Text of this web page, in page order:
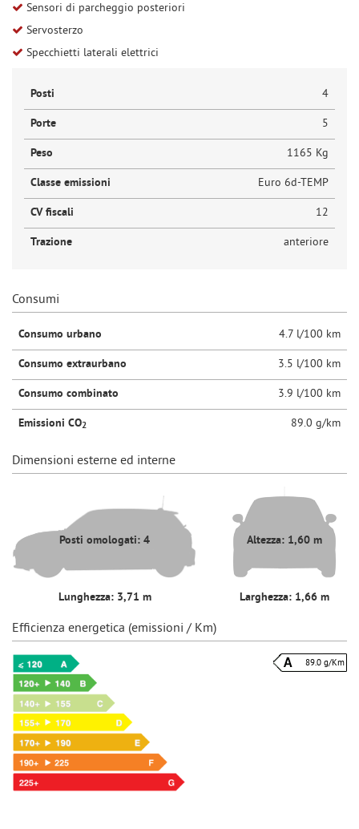
Sensori di parcheggio posteriori
Servosterzo
Specchietti laterali elettrici
Posti 4
Porte 5
Peso 1165 Kg
Classe emissioni Euro 6d-TEMP
CV fiscali 12
Trazione anteriore
Consumi
Consumo urbano 4.7 l/100 km
Consumo extraurbano 3.5 l/100 km
Consumo combinato 3.9 l/100 km
Emissioni CO2 89.0 g/km
Dimensioni esterne ed interne
Posti omologati: 4
Lunghezza: 3,71 m
Altezza: 1,60 m
Larghezza: 1,66 m
Efficienza energetica (emissioni / Km)
89.0 g/Km